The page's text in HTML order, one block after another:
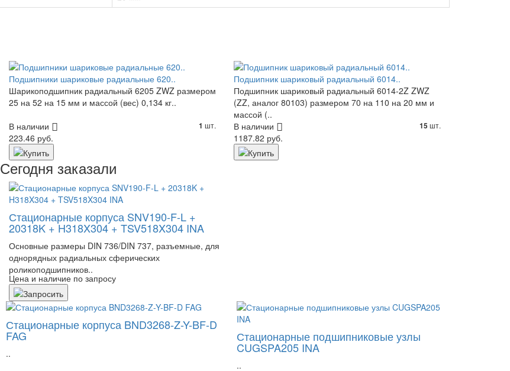
Подшипники шариковые радиальные 620..
Шарикоподшипник радиальный 6205 ZWZ размером
25 на 52 на 15 мм и массой (вес) 0,134 кг..
В наличии
1 шт.
223.46 руб.
Подшипник шариковый радиальный 6014..
Подшипник шариковый радиальный 6014-2Z ZWZ
(ZZ, аналог 80103) размером 70 на 110 на 20 мм и
массой (..
В наличии
15 шт.
1187.82 руб.
Сегодня заказали
Стационарные корпуса SNV190-F-L +
20318K + H318X304 + TSV518X304 INA
Основные размеры DIN 736/DIN 737, разъемные, для
однорядных радиальных сферических
роликоподшипников..
Цена и наличие по запросу
Стационарные корпуса BND3268-Z-Y-BF-D
FAG
..
Стационарные подшипниковые узлы
CUGSPA205 INA
..